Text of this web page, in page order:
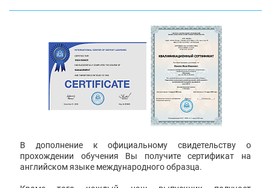
В дополнение к официальному свидетельству о
прохождении обучения Вы получите сертификат на
английском языке международного образца.